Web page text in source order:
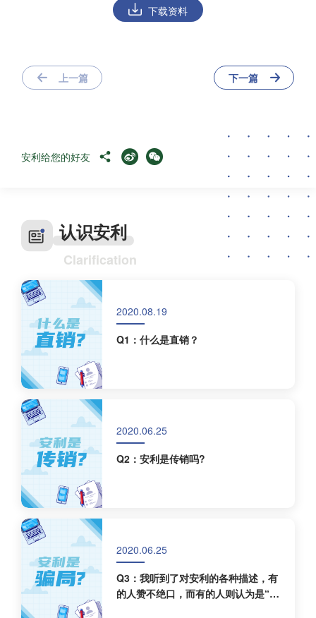
下载资料
上一篇 下一篇
安利给您的好友
认识安利
Clarification
2020.08.19
Q1：什么是直销？
2020.06.25
Q2：安利是传销吗?
2020.06.25
Q3：我听到了对安利的各种描述，有
的人赞不绝口，而有的人则认为是“骗